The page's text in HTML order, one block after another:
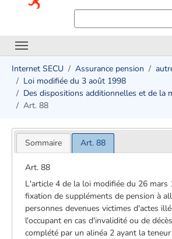
Internet SECU Assurance pension
Loi modifiée du 3 août 1998
Des dispositions additionnelles et de la
Art. 88
Sommaire Art. 88
Art. 88
L'article 4 de la loi modifiée du 26
fixation de suppléments de pension à
personnes devenues victimes d'actes
l'occupant en cas d'invalidité ou de
complété par un alinéa 2 ayant la